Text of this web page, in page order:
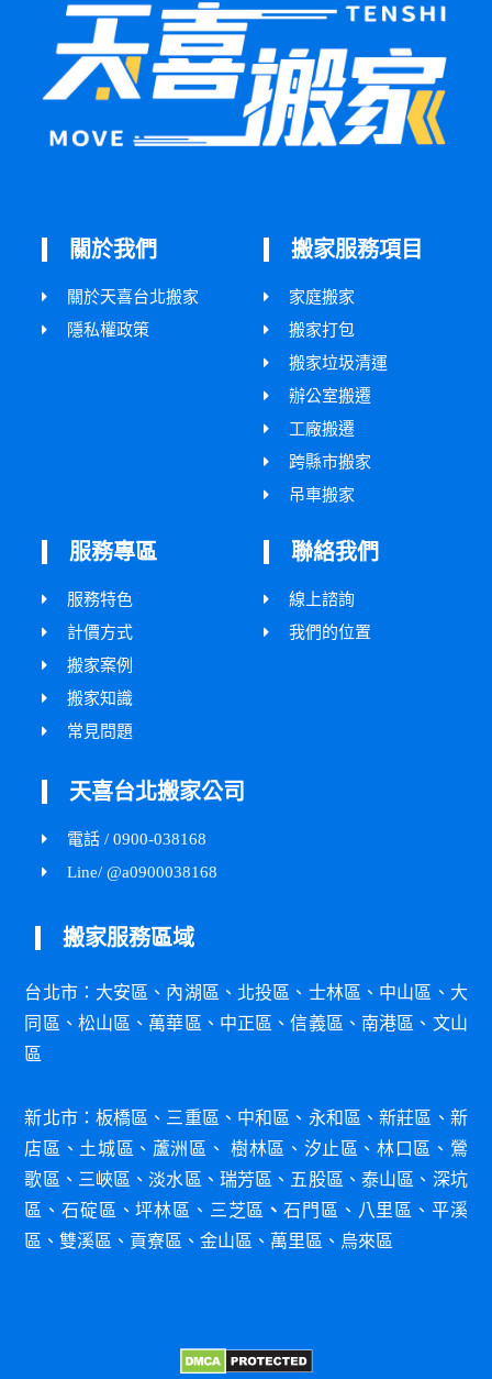
關於我們
關於天喜台北搬家
隱私權政策
搬家服務項目
家庭搬家
搬家打包
搬家垃圾清運
辦公室搬遷
工廠搬遷
跨縣市搬家
吊車搬家
服務專區
服務特色
計價方式
搬家案例
搬家知識
常見問題
聯絡我們
線上諮詢
我們的位置
天喜台北搬家公司
電話 / 0900-038168
Line/ @a0900038168
搬家服務區域
台北市： 大安區 、 內湖區 、 北投區 、 士林區 、 中山區 、 大
同區 、 松山區 、 萬華區 、 中正區 、信義區 、 南港區 、 文山
區
新北市： 板橋區 、 三重區 、 中和區 、 永和區 、新莊區 、 新
店區 、 土城區 、 蘆洲區 、樹林區 、 汐 止區 、林口 區 、 鶯
歌區 、 三峽區 、淡水區 、 瑞芳區 、 五股區 、 泰山區 、 深坑
區 、石碇區 、坪林區 、 三芝區 、石門 區 、 八里區 、 平溪
區 、雙溪區 、 貢寮區 、金山區 、 萬里區 、 烏來區